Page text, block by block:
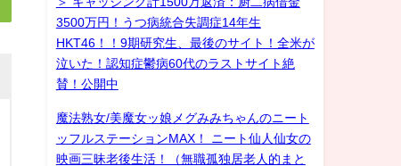
3500万円！うつ病統合失調症14年生
HKT46！！9期研究生、最後のサイト！全米が
泣いた！認知症鬱病60代のラストサイト絶
賛！公開中
魔法熟女/美魔女ッ娘メグみみちゃんのニート
ッフルステーションMAX！ ニート仙人仙女の
映画三昧老後生活！（無職孤独居老人的まと